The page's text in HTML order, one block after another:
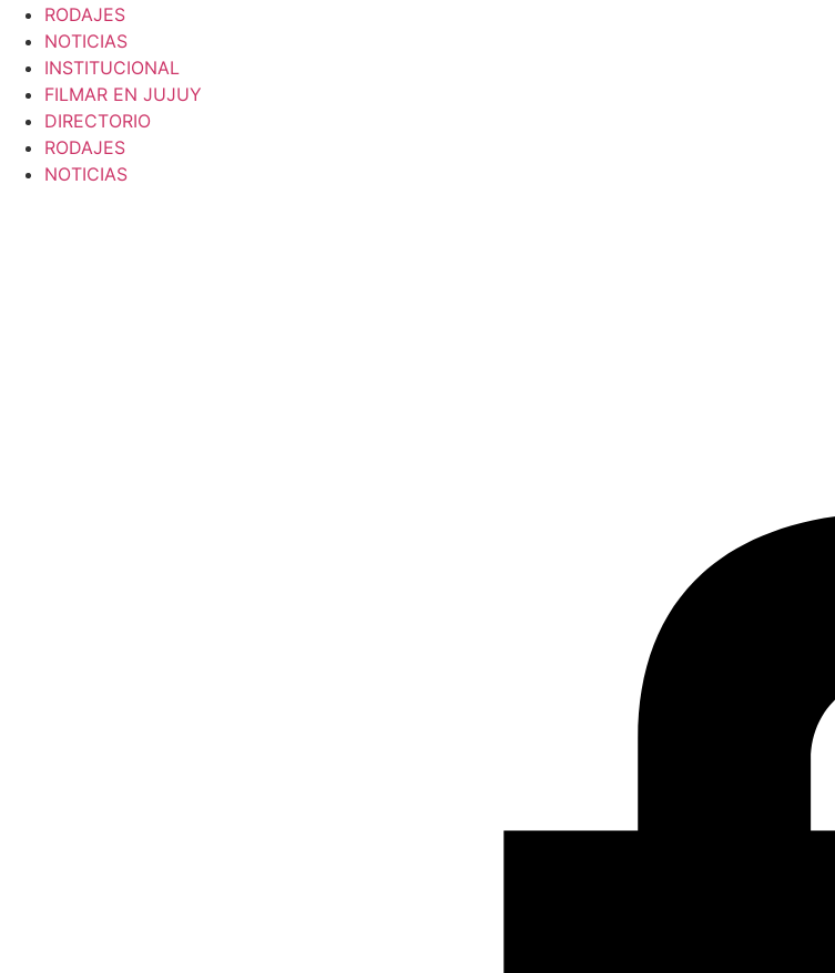
RODAJES
NOTICIAS
INSTITUCIONAL
FILMAR EN JUJUY
DIRECTORIO
RODAJES
NOTICIAS